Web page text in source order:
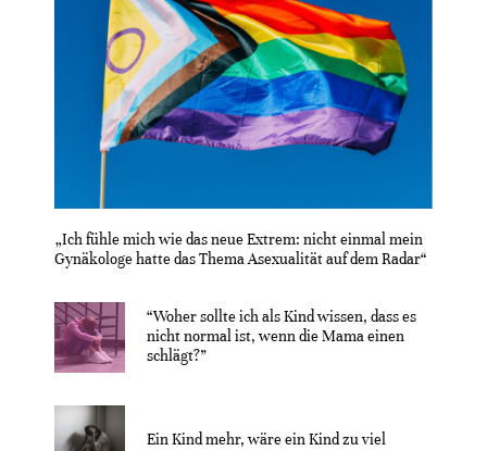
„Ich fühle mich wie das neue Extrem: nicht einmal mein
Gynäkologe hatte das Thema Asexualität auf dem Radar“
“Woher sollte ich als Kind wissen, dass es
nicht normal ist, wenn die Mama einen
schlägt?”
Ein Kind mehr, wäre ein Kind zu viel